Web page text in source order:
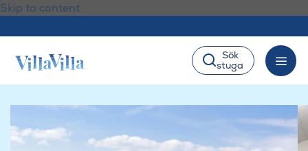
Skip to content
Sök
stuga